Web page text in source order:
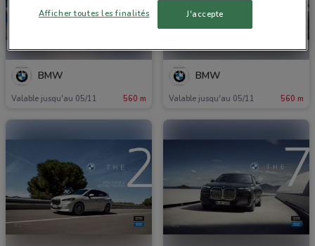
BMW
Valable jusqu'au 05/11 560 m
BMW
Valable jusqu'au 05/11 560 m
Afficher toutes les finalités J'accepte